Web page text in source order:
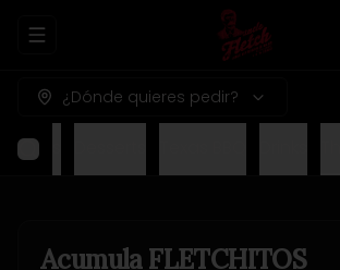
Abrir menu de navegación
¿Dónde quieres pedir?
Kids
AcumulaFLETCHITOS